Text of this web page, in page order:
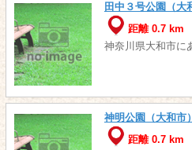
田中３号公園（大
距離 0.7 km
神奈川県大和市に
神明公園（大和市）
距離 0.7 km